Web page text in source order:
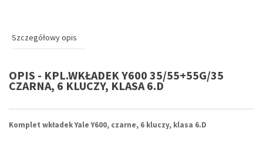
Szczegółowy opis
OPIS - KPL.WKŁADEK Y600 35/55+55G/35
CZARNA, 6 KLUCZY, KLASA 6.D
Komplet wkładek Yale Y600, czarne, 6 kluczy, klasa 6.D